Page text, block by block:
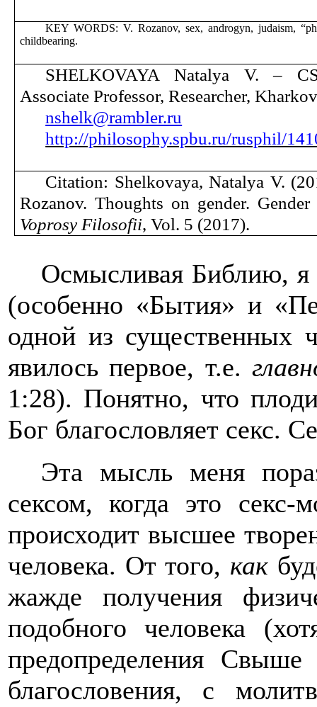
KEY WORDS: V. Rozanov, sex, androgyn, judaism,
childbearing.
SHELKOVAYA Natalya V. –
Associate Professor, Researcher,
nshelk@rambler.ru
http://philosophy.spbu.ru/rusphil/
Citation: Shelkovaya, Natalya V.
Rozanov. Thoughts on gender.
Voprosy Filosofii, Vol. 5 (2017).
Осмысливая Библию, я
(особенно «Бытия» и
одной из существенных
явилось первое, т.е.
1:28). Понятно, что
Бог благословляет секс.
Эта мысль меня
сексом, когда это секс-
происходит высшее
человека. От того, как
жажде получения
подобного человека
предопределения
благословения, с